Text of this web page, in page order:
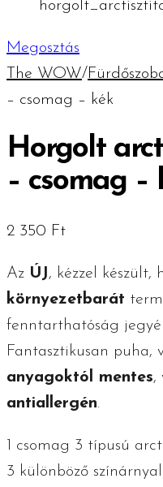
Megosztás
The WOW/
– csomag – kék
Horgolt
– csomag –
2 350 Ft
Az ÚJ, kézzel
környezetbarát
fenntarthatóság
Fantasztikusan puha,
anyagoktól mentes,
antiallergén.
1 csomag 3 típusú
3 különböző